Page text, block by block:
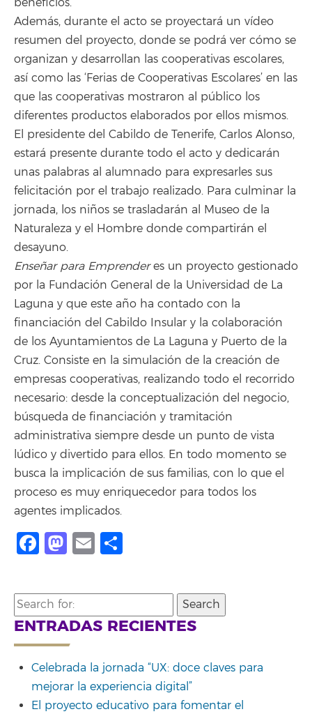
Además, durante el acto se proyectará un vídeo
resumen del proyecto, donde se podrá ver cómo se
organizan y desarrollan las cooperativas escolares,
así como las ‘Ferias de Cooperativas Escolares’ en las
que las cooperativas mostraron al público los
diferentes productos elaborados por ellos mismos.
El presidente del Cabildo de Tenerife, Carlos Alonso,
estará presente durante todo el acto y dedicarán
unas palabras al alumnado para expresarles sus
felicitación por el trabajo realizado. Para culminar la
jornada, los niños se trasladarán al Museo de la
Naturaleza y el Hombre donde compartirán el
desayuno.
Enseñar para Emprenderes un proyecto gestionado
por la Fundación General de la Universidad de La
Laguna y que este año ha contado con la
financiación del Cabildo Insular y la colaboración
de los Ayuntamientos de La Laguna y Puerto de la
Cruz. Consiste en la simulación de la creación de
empresas cooperativas, realizando todo el recorrido
necesario: desde la conceptualización del negocio,
búsqueda de financiación y tramitación
administrativa siempre desde un punto de vista
lúdico y divertido para ellos. En todo momento se
busca la implicación de sus familias, con lo que el
proceso es muy enriquecedor para todos los
agentes implicados.
Facebook
Mastodon
Email
Search
for:
ENTRADAS RECIENTES
Celebrada la jornada “UX: doce claves para
mejorar la experiencia digital”
El proyecto educativo para fomentar el